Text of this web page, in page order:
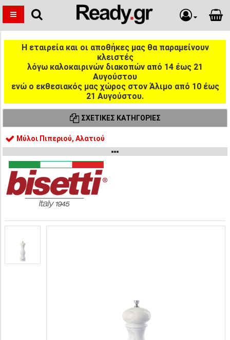
Η εταιρεία και οι αποθήκες μας θα παραμείνουν
κλειστές
λόγω καλοκαιρινών διακοπών από 14 έως 21
Αυγούστου
ενώ ο εκθεσιακός μας χώρος στον Άλιμο από 10 έως
21 Αυγούστου.
ΣΧΕΤΙΚΈΣ ΚΑΤΗΓΟΡΊΕΣ
Μύλοι Πιπεριού, Αλατιού